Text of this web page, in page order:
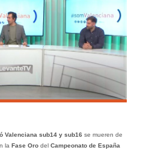
Valenciana sub14 y sub16 se mueren de
la Fase Orodel Campeonato de España